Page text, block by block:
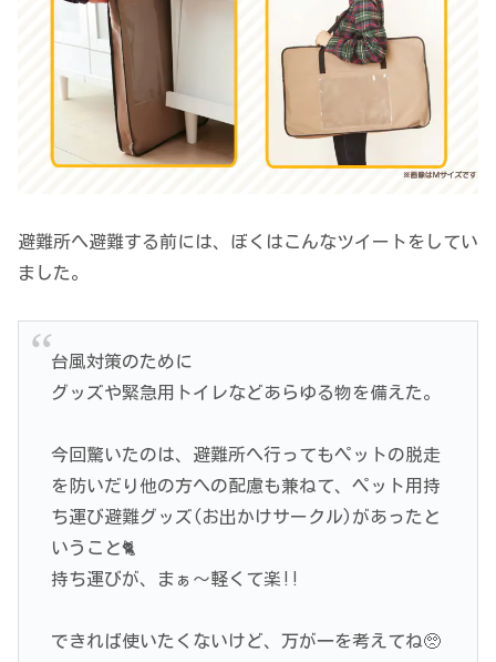
避難所へ避難する前には、ぼくはこんなツイートをしてい
ました。
台風対策のために
グッズや緊急用トイレなどあらゆる物を備えた。
今回驚いたのは、避難所へ行ってもペットの脱走
を防いだり他の方への配慮も兼ねて、ペット用持
ち運び避難グッズ(お出かけサークル)があったと
いうこと🐈
持ち運びが、まぁ～軽くて楽!!
できれば使いたくないけど、万が一を考えてね🥺